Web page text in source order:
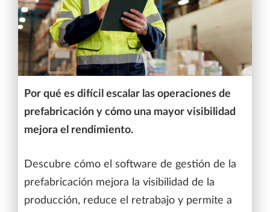
Por qué es difícil escalar las operaciones de
prefabricación y cómo una mayor visibilidad
mejora el rendimiento.
Descubre cómo el software de gestión de la
prefabricación mejora la visibilidad de la
producción, reduce el retrabajo y permite a